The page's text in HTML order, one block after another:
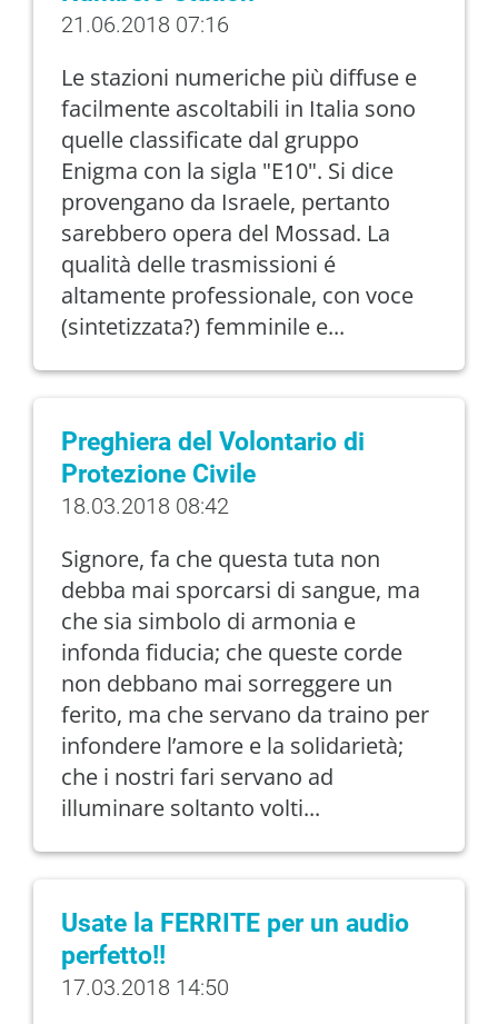
21.06.2018 07:16
Le stazioni numeriche più diffuse e
facilmente ascoltabili in Italia sono
quelle classificate dal gruppo
Enigma con la sigla "E10". Si dice
provengano da Israele, pertanto
sarebbero opera del Mossad. La
qualità delle trasmissioni é
altamente professionale, con voce
(sintetizzata?) femminile e...
Preghiera del Volontario di
Protezione Civile
18.03.2018 08:42
Signore, fa che questa tuta non
debba mai sporcarsi di sangue, ma
che sia simbolo di armonia e
infonda fiducia; che queste corde
non debbano mai sorreggere un
ferito, ma che servano da traino per
infondere l’amore e la solidarietà;
che i nostri fari servano ad
illuminare soltanto volti...
Usate la FERRITE per un audio
perfetto!!
17.03.2018 14:50